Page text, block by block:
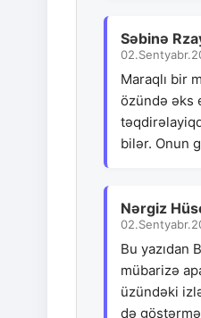
Səbinə
Maraqlı bir
özündə əks
bilər. Onun
Nərgiz
Bu yazıdan
mübarizə
üzündəki
də